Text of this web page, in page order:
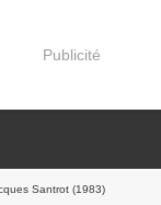
Publicité
Santrot (1983)